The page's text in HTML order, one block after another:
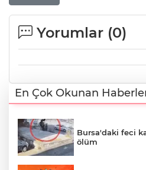
Yorumlar (0)
En Çok Okunan
Bursa'daki feci
ölüm